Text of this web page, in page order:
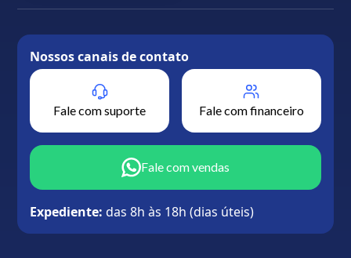
Nossos canais de contato
Fale com suporte Fale com financeiro
Fale com vendas
Expediente:das 8h às 18h (dias úteis)